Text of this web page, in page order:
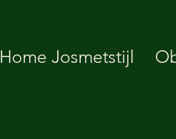
Home Josmetstijl